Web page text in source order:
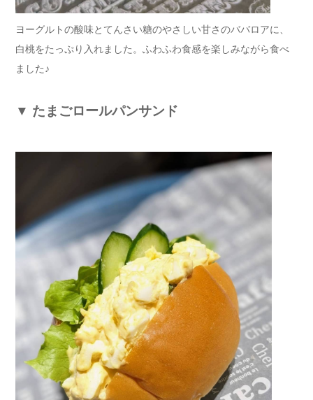
ヨーグルトの酸味とてんさい糖のやさしい甘さのババロアに、
白桃をたっぷり入れました。ふわふわ食感を楽しみながら食べ
ました♪
▼ たまごロールパンサンド